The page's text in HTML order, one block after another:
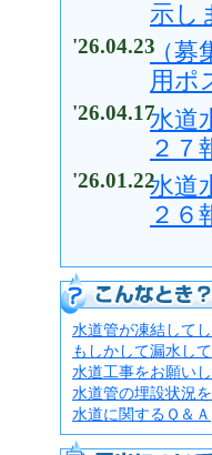
示し
'26.04.23（募
用ポ
'26.04.17水道
２７
'26.01.22水道
２６
こんなとき
水道管が凍結して
もしかして漏水し
水道工事をお願い
水道管の埋設状況
水道に関するＱ＆Ａ
届出について